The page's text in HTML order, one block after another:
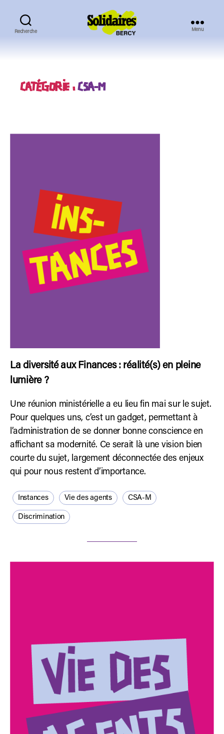
Recherche Menu
CATÉGORIE :CSA-M
La diversité aux Finances : réalité(s) en pleine
lumière ?
Une réunion ministérielle a eu lieu fin mai sur le sujet.
Pour quelques uns, c’est un gadget, permettant à
l’administration de se donner bonne conscience en
affichant sa modernité. Ce serait là une vision bien
courte du sujet, largement déconnectée des enjeux
qui pour nous restent d’importance.
Instances Vie des agents CSA-M
Discrimination